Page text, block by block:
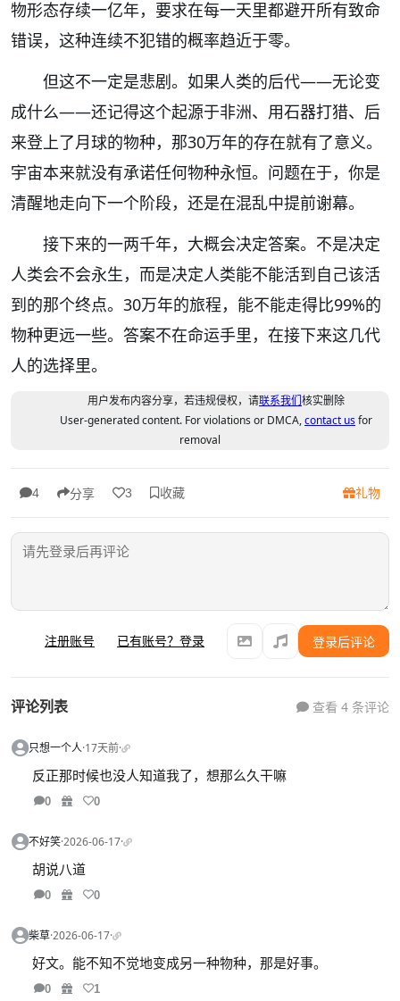
物形态存续一亿年，要求在每一天里都避开所有致命
错误，这种连续不犯错的概率趋近于零。
但这不一定是悲剧。如果人类的后代——无论变
成什么——还记得这个起源于非洲、用石器打猎、后
来登上了月球的物种，那30万年的存在就有了意义。
宇宙本来就没有承诺任何物种永恒。问题在于，你是
清醒地走向下一个阶段，还是在混乱中提前谢幕。
接下来的一两千年，大概会决定答案。不是决定
人类会不会永生，而是决定人类能不能活到自己该活
到的那个终点。30万年的旅程，能不能走得比99%的
物种更远一些。答案不在命运手里，在接下来这几代
人的选择里。
用户发布内容分享，若违规侵权，请联系我们核实删除
User-generated content. For violations or DMCA,contact usfor
removal
4 分享 3 收藏 礼物
注册账号 已有账号？登录 登录后评论
评论列表 查看 4 条评论
只想一个人·17天前·
反正那时候也没人知道我了，想那么久干嘛
0 0
不好笑·2026-06-17·
胡说八道
0 0
柴草·2026-06-17·
好文。能不知不觉地变成另一种物种，那是好事。
0 1